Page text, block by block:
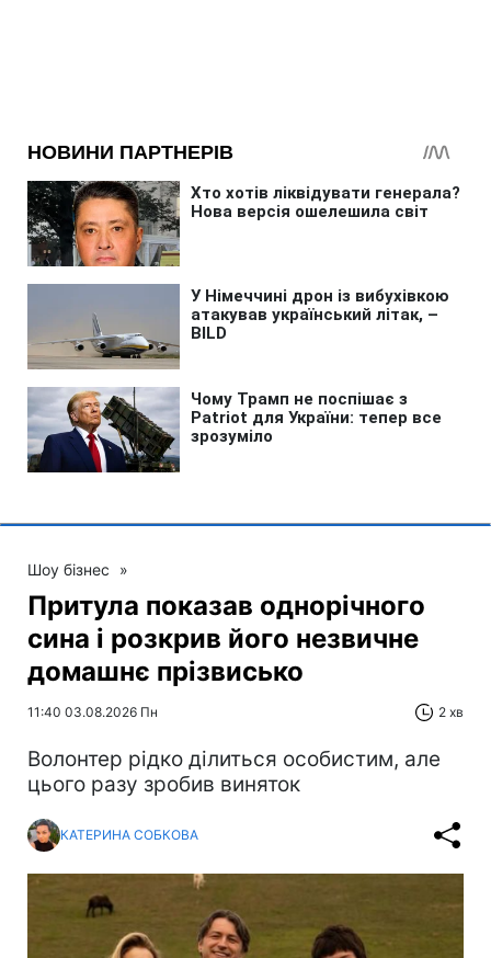
Шоу бізнес »
Притула показав однорічного
сина і розкрив його незвичне
домашнє прізвисько
11:40 03.08.2026 Пн 2 хв
Волонтер рідко ділиться особистим, але
цього разу зробив виняток
КАТЕРИНА СОБКОВА